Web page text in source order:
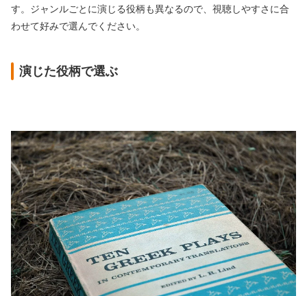
す。ジャンルごとに演じる役柄も異なるので、視聴しやすさに合
わせて好みで選んでください。
演じた役柄で選ぶ